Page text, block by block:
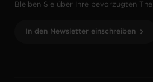
Bleiben Sie über Ihre bevorzugten
In den Newsletter einschreiben